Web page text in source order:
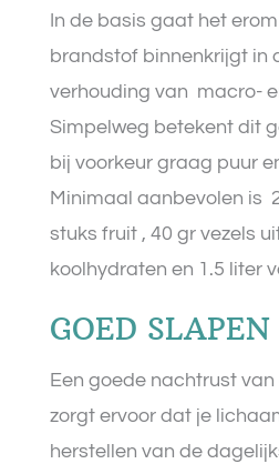
In de basis gaat het
brandstof binnenkrijgt in
verhouding van macro-
Simpelweg betekent dit
bij voorkeur graag puur
Minimaal aanbevolen is
stuks fruit, 40 gr vezels
koolhydraten en 1.5 liter
GOED SLAPEN
Een goede nachtrust
zorgt ervoor dat je
herstellen van de